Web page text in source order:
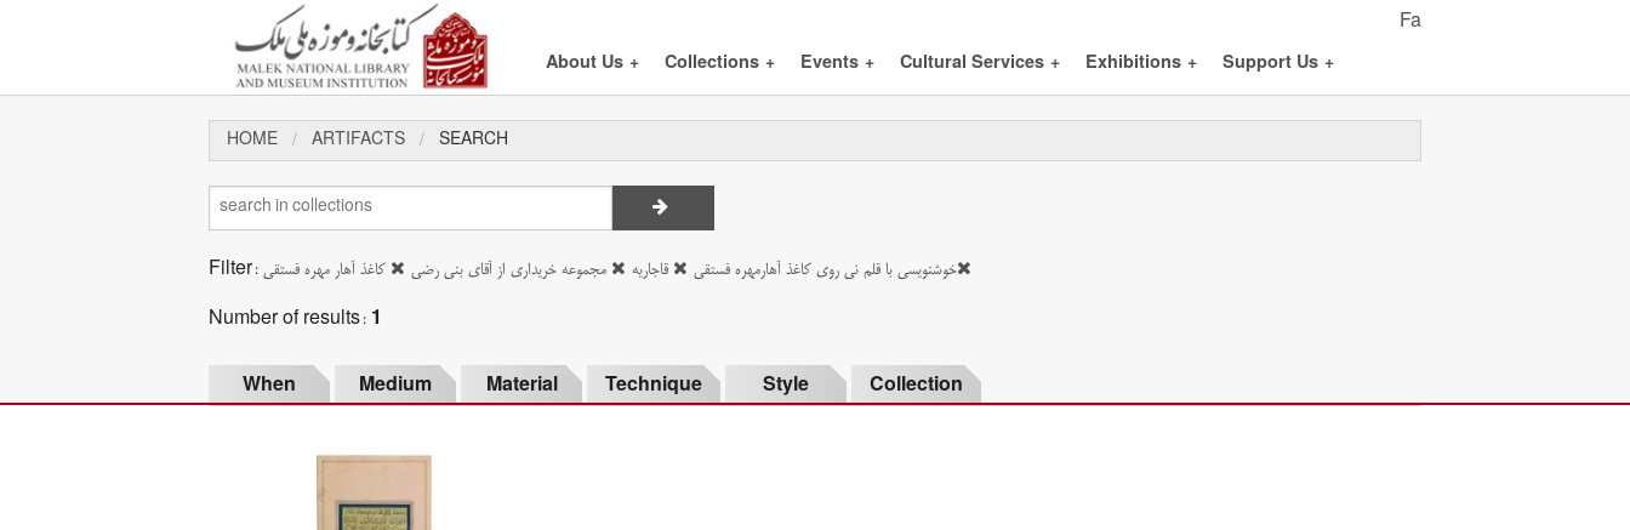
Fa
About Us + Collections + Events + Cultural Services + Exhibitions + Support Us +
HOME ARTIFACTS SEARCH
Filter: خوشنویسی با قلم نی روی کاغذ آهارمهره فستقی قاجاریه مجموعه خریداری از آقای بنی رضی
کاغذ آهار مهره فستقی
Number of results: 1
When Medium Material Technique Style Collection